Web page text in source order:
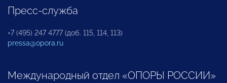
Пресс-служба
+7 (495) 247 4777 (доб. 115, 114, 113)
pressa@opora.ru
Международный отдел «ОПОРЫ РОССИИ»